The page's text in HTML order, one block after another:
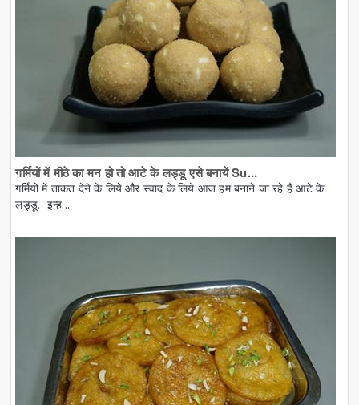
गर्मियों में मीठे का मन हो तो आटे के लड्डू एसे बनायें Su...
गर्मियों में ताकत देने के लिये और स्वाद के लिये आज हम बनाने जा रहे हैं आटे के
लड्डू. इन्ह...